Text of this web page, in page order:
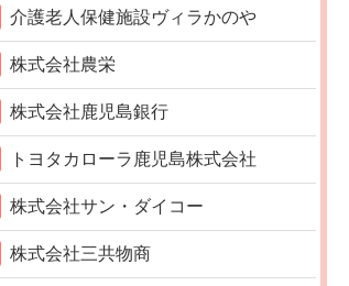
介護老人保健施設ヴィラかのや
株式会社農栄
株式会社鹿児島銀行
トヨタカローラ鹿児島株式会社
株式会社サン・ダイコー
株式会社三共物商